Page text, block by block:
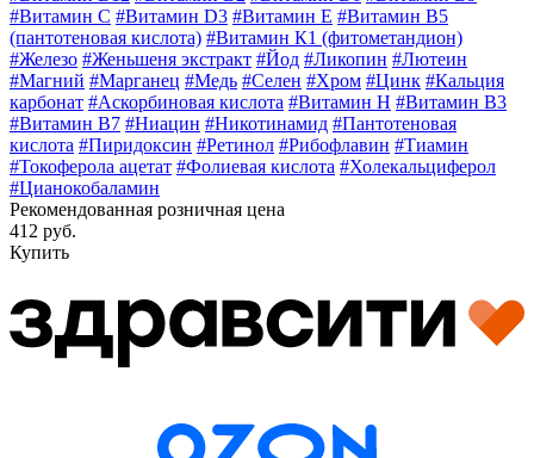
#Витамин C #Витамин D3 #Витамин E #Витамин В5
(пантотеновая кислота) #Витамин К1 (фитометандион)
#Железо #Женьшеня экстракт #Йод #Ликопин #Лютеин
#Магний #Марганец #Медь #Селен #Хром #Цинк #Кальция
карбонат #Аскорбиновая кислота #Витамин H #Витамин В3
#Витамин В7 #Ниацин #Никотинамид #Пантотеновая
кислота #Пиридоксин #Ретинол #Рибофлавин #Тиамин
#Токоферола ацетат #Фолиевая кислота #Холекальциферол
#Цианокобаламин
Рекомендованная розничная цена
412 руб.
Купить